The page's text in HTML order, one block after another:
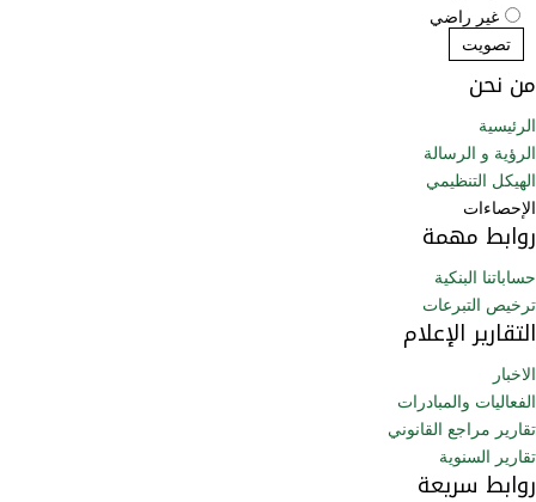
غير راضي
تصويت
من نحن
الرئيسية
الرؤية و الرسالة
الهيكل التنظيمي
الإحصاءات
روابط مهمة
حساباتنا البنكية
ترخيص التبرعات
التقارير الإعلام
الاخبار
الفعاليات والمبادرات
تقارير مراجع القانوني
تقارير السنوية
روابط سريعة